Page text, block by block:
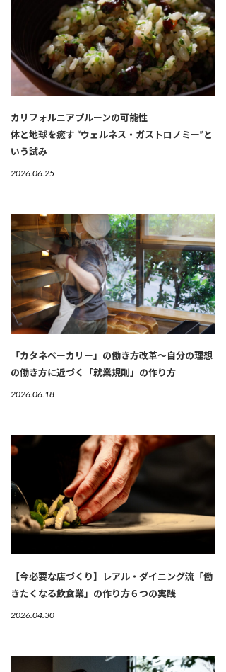
カリフォルニアプルーンの可能性
体と地球を癒す “ウェルネス・ガストロノミー”と
いう試み
2026.06.25
「カタネベーカリー」の働き方改革～自分の理想
の働き方に近づく「就業規則」の作り方
2026.06.18
【今必要な店づくり】レアル・ダイニング流「働
きたくなる飲食業」の作り方６つの実践
2026.04.30